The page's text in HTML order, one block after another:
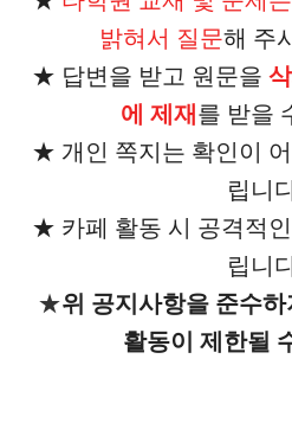
밝혀서 질문해 주
★ 답변을 받고 원문을
에 제재를 받을
★ 개인 쪽지는 확인이
립니
★ 카페 활동 시 공격적
립니
★위 공지사항을 준수
활동이 제한될